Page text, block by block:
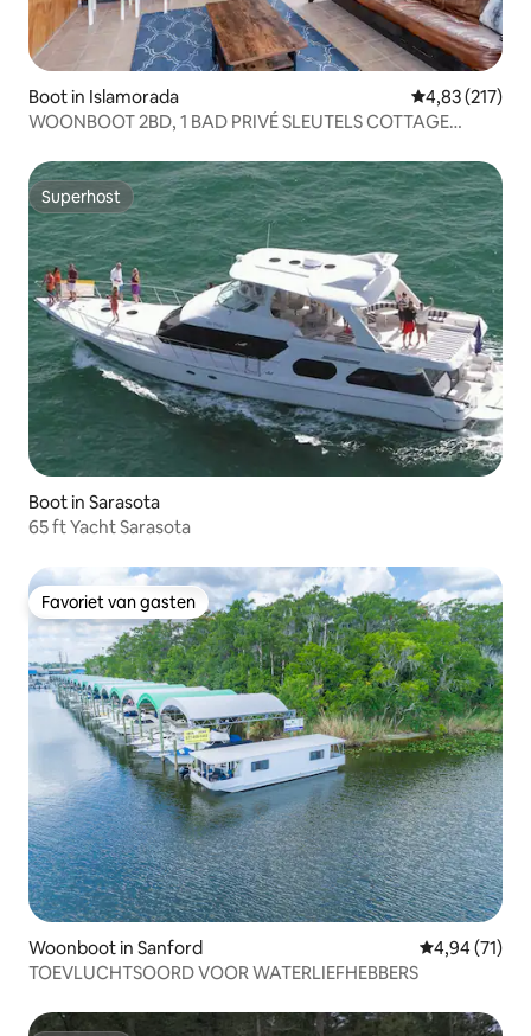
Boot in Islamorada Gemiddelde
4,83 (217)
WOONBOOT 2BD, 1 BAD PRIVÉ SLEUTELS COTTAGE
Superhost
Superhost
Boot in Sarasota
65 ft Yacht Sarasota
Favoriet van gasten
Favoriet van gasten
Woonboot in Sanford Gemiddelde
4,94 (71)
TOEVLUCHTSOORD VOOR WATERLIEFHEBBERS